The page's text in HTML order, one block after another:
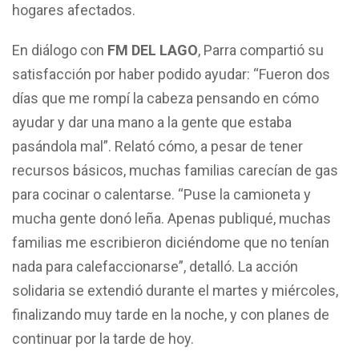
hogares afectados.
En diálogo con FM DEL LAGO, Parra compartió su
satisfacción por haber podido ayudar: “Fueron dos
días que me rompí la cabeza pensando en cómo
ayudar y dar una mano a la gente que estaba
pasándola mal”. Relató cómo, a pesar de tener
recursos básicos, muchas familias carecían de gas
para cocinar o calentarse. “Puse la camioneta y
mucha gente donó leña. Apenas publiqué, muchas
familias me escribieron diciéndome que no tenían
nada para calefaccionarse”, detalló. La acción
solidaria se extendió durante el martes y miércoles,
finalizando muy tarde en la noche, y con planes de
continuar por la tarde de hoy.